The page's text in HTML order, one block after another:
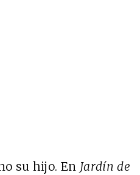
su hijo. En Jardín de